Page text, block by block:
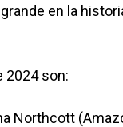
en la
2024 son:
Northcott